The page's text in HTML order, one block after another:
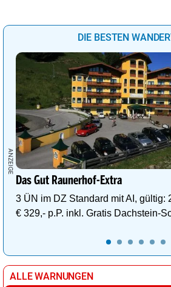
DIE BESTEN
Das Gut Raunerhof-Extra
3 ÜN im DZ Standard mit AI, gültig:
€ 329,- p.P. inkl. Gratis Dachstein-
ALLE WARNUNGEN